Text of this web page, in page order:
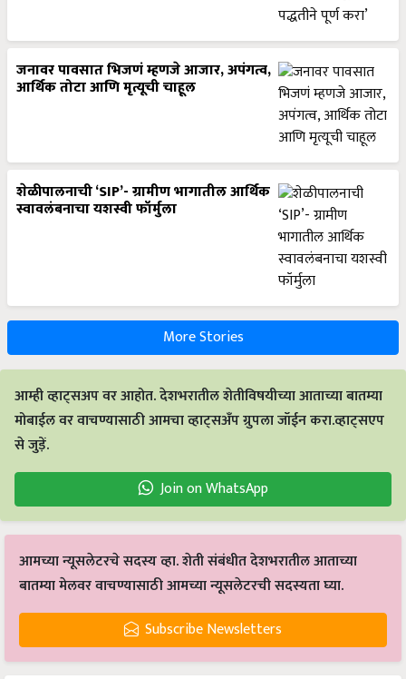
जनावर पावसात भिजणं म्हणजे आजार, अपंगत्व,
आर्थिक तोटा आणि मृत्यूची चाहूल
शेळीपालनाची ‘SIP’- ग्रामीण भागातील आर्थिक
स्वावलंबनाचा यशस्वी फॉर्मुला
More Stories
आम्ही व्हाट्सअप वर आहोत. देशभरातील शेतीविषयीच्या आताच्या बातम्या
मोबाईल वर वाचण्यासाठी आमचा व्हाट्सअँप ग्रुपला जॉईन करा.व्हाट्सएप
से जुड़ें.
Join on WhatsApp
आमच्या न्यूसलेटरचे सदस्य व्हा. शेती संबंधीत देशभरातील आताच्या
बातम्या मेलवर वाचण्यासाठी आमच्या न्यूसलेटरची सदस्यता घ्या.
Subscribe Newsletters